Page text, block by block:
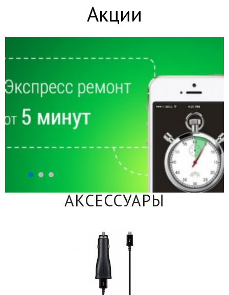
Акции
АКСЕССУАРЫ